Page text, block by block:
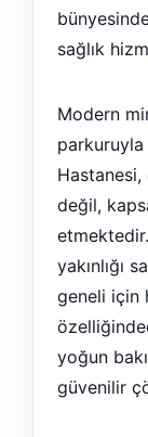
sağlık
Modern
Hastanesi,
değil,
yakınlığı
geneli için
yoğun
güvenilir